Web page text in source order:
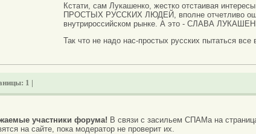
Кстати, сам Лукашенко, жестко отстаивая
ПРОСТЫХ РУССКИХ ЛЮДЕЙ, вполне отчетливо
внутрироссийском рынке. А это - СЛАВА
Так что не надо нас-простых русских пытаться
1 |
участники форума! В связи с засильем СПАМа на
на сайте, пока модератор не проверит их.